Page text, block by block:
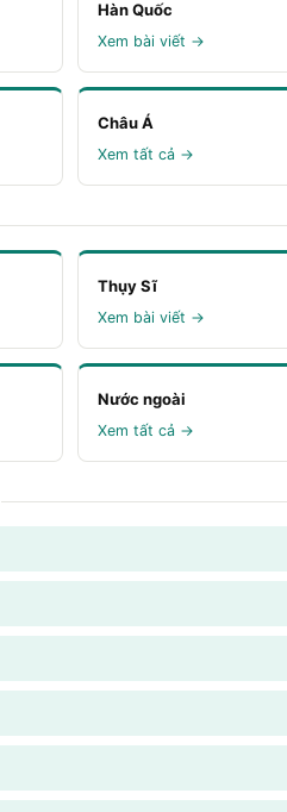
Hàn Quốc
Xem bài viết →
Châu Á
Xem tất cả →
Thụy Sĩ
Xem bài viết →
Nước ngoài
Xem tất cả →